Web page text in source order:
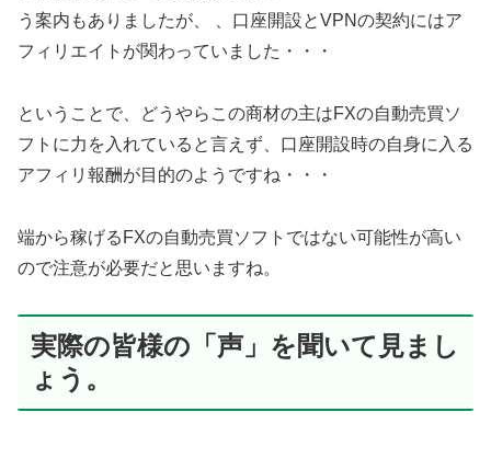
う案内もありましたが、 、口座開設とVPNの契約にはア
フィリエイトが関わっていました・・・
ということで、どうやらこの商材の主はFXの自動売買ソ
フトに力を入れていると言えず、口座開設時の自身に入る
アフィリ報酬が目的のようですね・・・
端から稼げるFXの自動売買ソフトではない可能性が高い
ので注意が必要だと思いますね。
実際の皆様の「声」を聞いて見まし
ょう。